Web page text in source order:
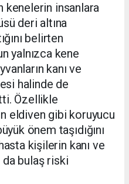
kenelerin insanlara
deri altına
belirten
yalnızca kene
kanı ve
halinde de
Özellikle
eldiven gibi koruyucu
önem taşıdığını
kişilerin kanı ve
da bulaş riski